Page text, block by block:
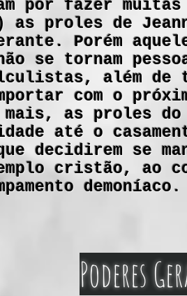
por fazer
as proles de
Porém
se tornam
além de
com o
mais, as proles
até o
decidirem se
cristão, ao
Poderes